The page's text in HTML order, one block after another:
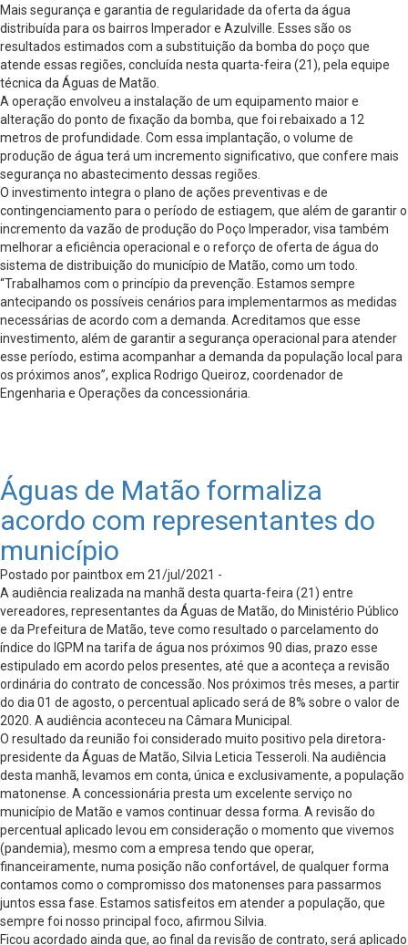
Mais segurança e garantia de regularidade da oferta da água
distribuída para os bairros Imperador e Azulville. Esses são os
resultados estimados com a substituição da bomba do poço que
atende essas regiões, concluída nesta quarta-feira (21), pela equipe
técnica da Águas de Matão.
A operação envolveu a instalação de um equipamento maior e
alteração do ponto de fixação da bomba, que foi rebaixado a 12
metros de profundidade. Com essa implantação, o volume de
produção de água terá um incremento significativo, que confere mais
segurança no abastecimento dessas regiões.
O investimento integra o plano de ações preventivas e de
contingenciamento para o período de estiagem, que além de garantir o
incremento da vazão de produção do Poço Imperador, visa também
melhorar a eficiência operacional e o reforço de oferta de água do
sistema de distribuição do município de Matão, como um todo.
“Trabalhamos com o princípio da prevenção. Estamos sempre
antecipando os possíveis cenários para implementarmos as medidas
necessárias de acordo com a demanda. Acreditamos que esse
investimento, além de garantir a segurança operacional para atender
esse período, estima acompanhar a demanda da população local para
os próximos anos”, explica Rodrigo Queiroz, coordenador de
Engenharia e Operações da concessionária.
Águas de Matão formaliza
acordo com representantes do
município
Postado por paintbox em 21/jul/2021 -
A audiência realizada na manhã desta quarta-feira (21) entre
vereadores, representantes da Águas de Matão, do Ministério Público
e da Prefeitura de Matão, teve como resultado o parcelamento do
índice do IGPM na tarifa de água nos próximos 90 dias, prazo esse
estipulado em acordo pelos presentes, até que a aconteça a revisão
ordinária do contrato de concessão. Nos próximos três meses, a partir
do dia 01 de agosto, o percentual aplicado será de 8% sobre o valor de
2020. A audiência aconteceu na Câmara Municipal.
O resultado da reunião foi considerado muito positivo pela diretora-
presidente da Águas de Matão, Silvia Leticia Tesseroli. Na audiência
desta manhã, levamos em conta, única e exclusivamente, a população
matonense. A concessionária presta um excelente serviço no
município de Matão e vamos continuar dessa forma. A revisão do
percentual aplicado levou em consideração o momento que vivemos
(pandemia), mesmo com a empresa tendo que operar,
financeiramente, numa posição não confortável, de qualquer forma
contamos como o compromisso dos matonenses para passarmos
juntos essa fase. Estamos satisfeitos em atender a população, que
sempre foi nosso principal foco, afirmou Silvia.
Ficou acordado ainda que, ao final da revisão de contrato, será aplicado